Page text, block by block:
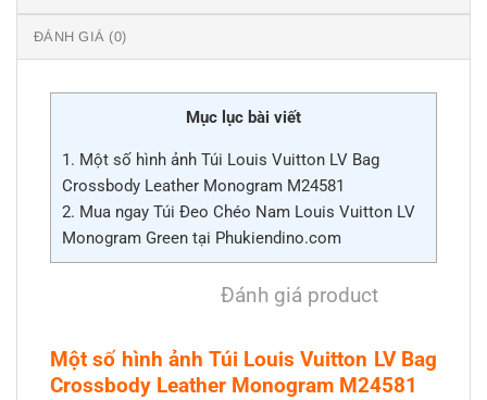
ĐÁNH GIÁ (0)
Mục lục bài viết
1. Một số hình ảnh Túi Louis Vuitton LV Bag
Crossbody Leather Monogram M24581
2. Mua ngay Túi Đeo Chéo Nam Louis Vuitton LV
Monogram Green tại Phukiendino.com
Đánh giá product
Một số hình ảnh Túi Louis Vuitton LV Bag
Crossbody Leather Monogram M24581